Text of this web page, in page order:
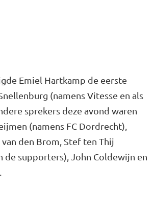
Emiel Hartkamp de eerste
(namens Vitesse en als
sprekers deze avond waren
(namens FC Dordrecht),
den Brom, Stef ten Thij
de supporters), John Coldewijn en